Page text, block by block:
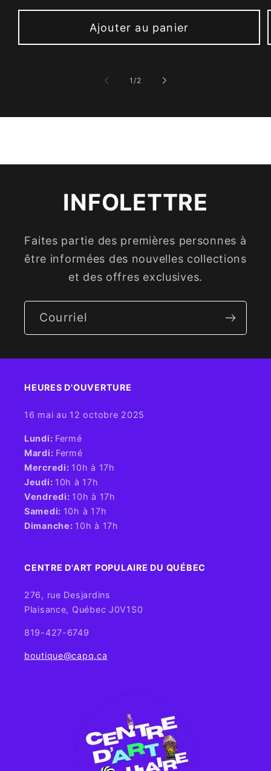
habituel
Ajouter au panier
1 /de
2
INFOLETTRE
Faites partie des premières personnes à
être informées des nouvelles collections
et des offres exclusives.
Courriel
HEURES D'OUVERTURE​
16 mai au 12 octobre 2025
​Lundi: Fermé
Mardi: Fermé
Mercredi: 10h à 17h
Jeudi: 10h à 17h
Vendredi: 10h à 17h
Samedi: 10h à 17h
Dimanche: 10h à 17h
CENTRE D'ART POPULAIRE DU QUÉBEC
276, rue Desjardins
Plaisance, Québec J0V1S0
819-427-6749
boutique@capq.ca